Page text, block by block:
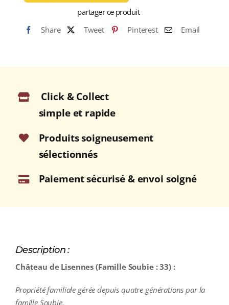
de
Lisennes
"CHÂTEAU
A.O.C.
Rouge
2020
Bouteille
75cl
partager ce produit
Share
Tweet Pinterest Email
Click & Collect
simple et rapide
Produits soigneusement
sélectionnés
Paiement sécurisé & envoi soigné
Description :
Château de Lisennes (Famille Soubie : 33) :
Propriété familiale gérée depuis quatre générations par la
famille Soubie.